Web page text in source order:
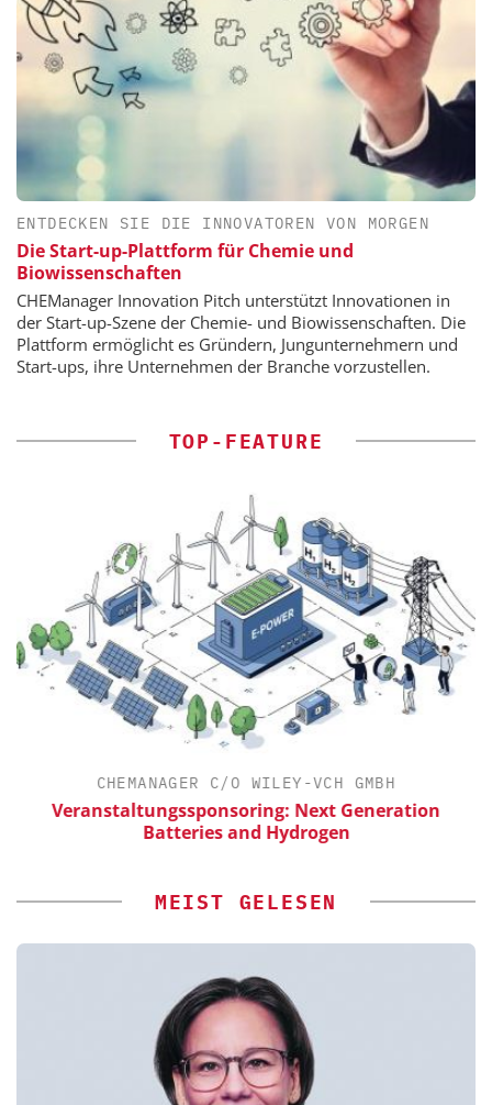
ENTDECKEN SIE DIE INNOVATOREN VON MORGEN
Die Start-up-Plattform für Chemie und
Biowissenschaften
CHEManager Innovation Pitch unterstützt Innovationen in
der Start-up-Szene der Chemie- und Biowissenschaften. Die
Plattform ermöglicht es Gründern, Jungunternehmern und
Start-ups, ihre Unternehmen der Branche vorzustellen.
TOP-FEATURE
CHEMANAGER C/O WILEY-VCH GMBH
Veranstaltungssponsoring: Next Generation
Batteries and Hydrogen
MEIST GELESEN